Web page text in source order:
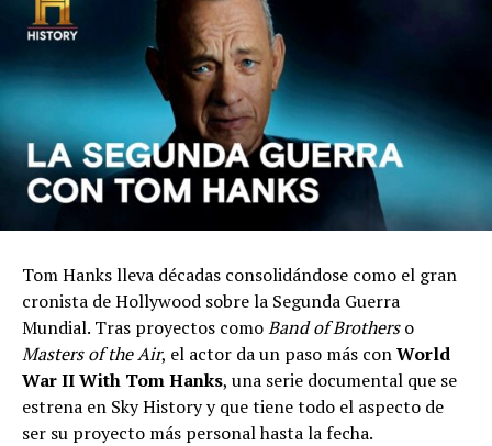
Tom Hanks lleva décadas consolidándose como el gran
cronista de Hollywood sobre la Segunda Guerra
Mundial. Tras proyectos comoBand of Brotherso
Masters of the Air, el actor da un paso más conWorld
War II With Tom Hanks, una serie documental que se
estrena en Sky History y que tiene todo el aspecto de
ser su proyecto más personal hasta la fecha.